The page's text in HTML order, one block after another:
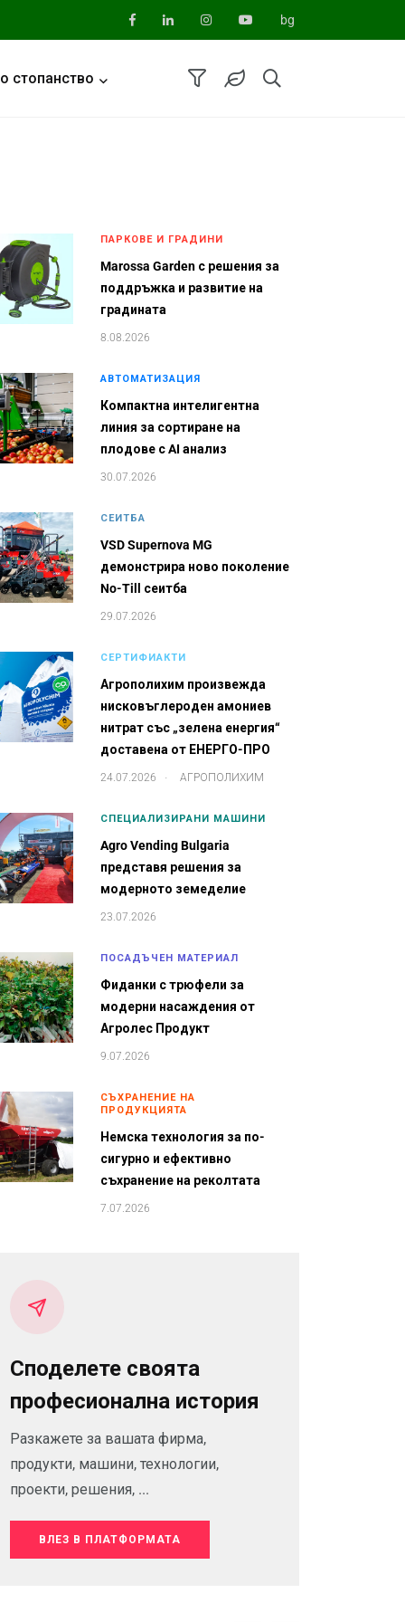
bg
стопанство
ПАРКОВЕ И ГРАДИНИ
Marossa Garden с решения за
поддръжка и развитие на
градината
8.08.2026
АВТОМАТИЗАЦИЯ
Компактна интелигентна
линия за сортиране на
плодове с AI анализ
30.07.2026
СЕИТБА
VSD Supernova MG
демонстрира ново поколение
No-Till сеитба
29.07.2026
СЕРТИФИАКТИ
Агрополихим произвежда
нисковъглероден амониев
нитрат със „зелена енергия“
доставена от ЕНЕРГО-ПРО
24.07.2026 . АГРОПОЛИХИМ
СПЕЦИАЛИЗИРАНИ МАШИНИ
Agro Vending Bulgaria
представя решения за
модерното земеделие
23.07.2026
ПОСАДЪЧЕН МАТЕРИАЛ
Фиданки с трюфели за
модерни насаждения от
Агролес Продукт
9.07.2026
СЪХРАНЕНИЕ НА
ПРОДУКЦИЯТА
Немска технология за по-
сигурно и ефективно
съхранение на реколтата
7.07.2026
Споделете своята
професионална история
Разкажете за вашата фирма,
продукти, машини, технологии,
проекти, решения, ...
ВЛЕЗ В ПЛАТФОРМАТА